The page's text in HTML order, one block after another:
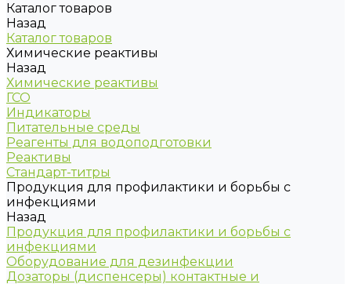
Каталог товаров
Назад
Каталог товаров
Химические реактивы
Назад
Химические реактивы
ГСО
Индикаторы
Питательные среды
Реагенты для водоподготовки
Реактивы
Стандарт-титры
Продукция для профилактики и борьбы с
инфекциями
Назад
Продукция для профилактики и борьбы с
инфекциями
Оборудование для дезинфекции
Дозаторы (диспенсеры) контактные и